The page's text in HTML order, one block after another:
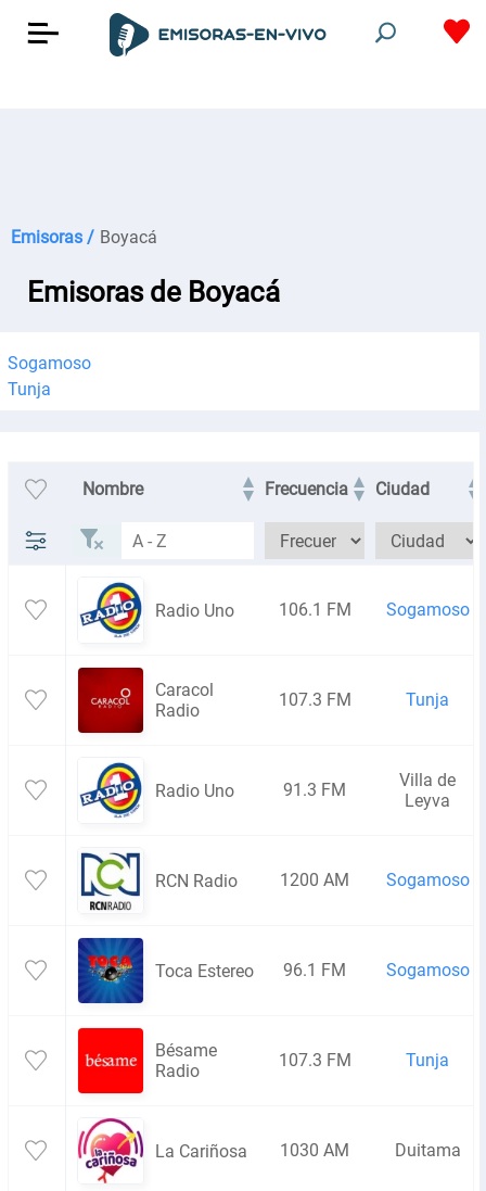
Emisoras / Boyacá
Emisoras de Boyacá
Sogamoso
Tunja
Nombre Frecuencia Ciudad
Radio Uno 106.1 FM Sogamoso
Caracol
Radio
107.3 FM Tunja
Radio Uno 91.3 FM
Villa de
Leyva
RCN Radio 1200 AM Sogamoso
Toca Estereo 96.1 FM Sogamoso
Bésame
Radio
107.3 FM Tunja
La Cariñosa 1030 AM Duitama